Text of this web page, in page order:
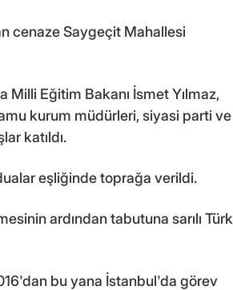
cenaze Saygeçit Mahallesi
Milli Eğitim Bakanı İsmet Yılmaz,
kurum müdürleri, siyasi parti ve
katıldı.
eşliğinde toprağa verildi.
ardından tabutuna sarılı Türk
bu yana İstanbul'da görev